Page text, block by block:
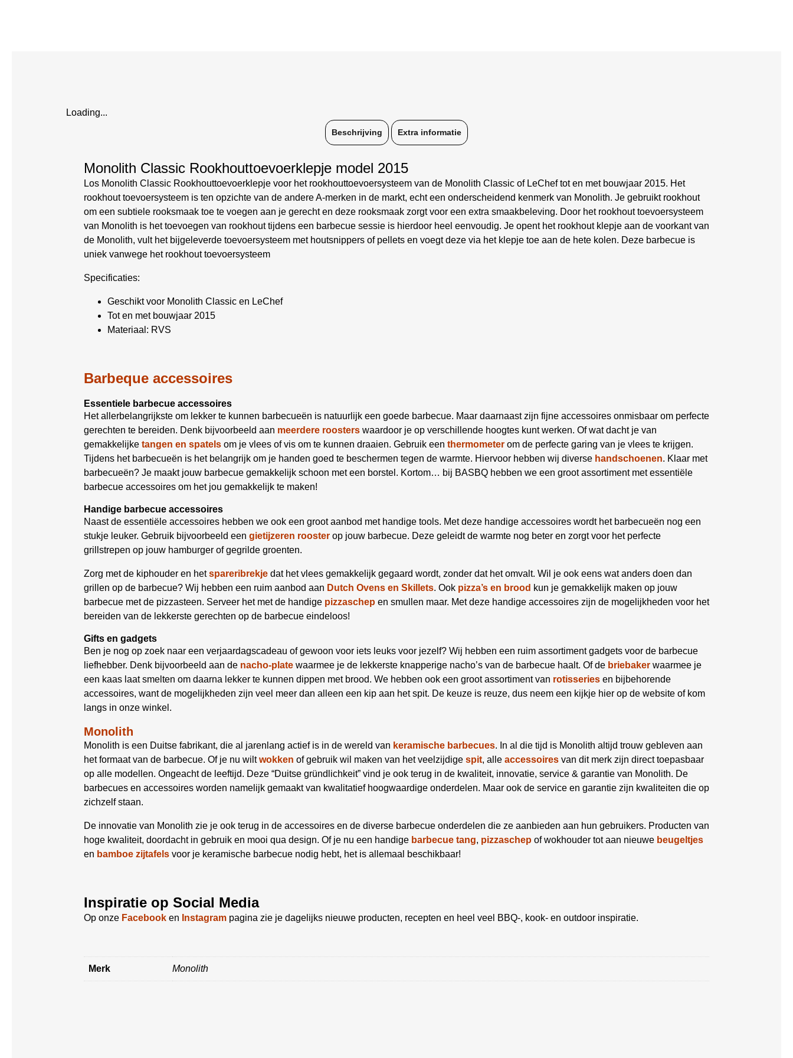
Loading...
Beschrijving Extra informatie
Monolith Classic Rookhouttoevoerklepje model 2015
Los Monolith Classic Rookhouttoevoerklepje voor het rookhouttoevoersysteem van de Monolith Classic of LeChef tot en met bouwjaar 2015. Het
rookhout toevoersysteem is ten opzichte van de andere A-merken in de markt, echt een onderscheidend kenmerk van Monolith. Je gebruikt rookhout
om een subtiele rooksmaak toe te voegen aan je gerecht en deze rooksmaak zorgt voor een extra smaakbeleving. Door het rookhout toevoersysteem
van Monolith is het toevoegen van rookhout tijdens een barbecue sessie is hierdoor heel eenvoudig. Je opent het rookhout klepje aan de voorkant van
de Monolith, vult het bijgeleverde toevoersysteem met houtsnippers of pellets en voegt deze via het klepje toe aan de hete kolen. Deze barbecue is
uniek vanwege het rookhout toevoersysteem
Specificaties:
Geschikt voor Monolith Classic en LeChef
Tot en met bouwjaar 2015
Materiaal: RVS
Barbeque accessoires
Essentiele barbecue accessoires
Het allerbelangrijkste om lekker te kunnen barbecueën is natuurlijk een goede barbecue. Maar daarnaast zijn fijne accessoires onmisbaar om perfecte
gerechten te bereiden. Denk bijvoorbeeld aan meerdere roosters waardoor je op verschillende hoogtes kunt werken. Of wat dacht je van
gemakkelijke tangen en spatels om je vlees of vis om te kunnen draaien. Gebruik een thermometer om de perfecte garing van je vlees te krijgen.
Tijdens het barbecueën is het belangrijk om je handen goed te beschermen tegen de warmte. Hiervoor hebben wij diverse handschoenen. Klaar met
barbecueën? Je maakt jouw barbecue gemakkelijk schoon met een borstel. Kortom… bij BASBQ hebben we een groot assortiment met essentiële
barbecue accessoires om het jou gemakkelijk te maken!
Handige barbecue accessoires
Naast de essentiële accessoires hebben we ook een groot aanbod met handige tools. Met deze handige accessoires wordt het barbecueën nog een
stukje leuker. Gebruik bijvoorbeeld een gietijzeren rooster op jouw barbecue. Deze geleidt de warmte nog beter en zorgt voor het perfecte
grillstrepen op jouw hamburger of gegrilde groenten.
Zorg met de kiphouder en hetspareribrekje dat het vlees gemakkelijk gegaard wordt, zonder dat het omvalt. Wil je ook eens wat anders doen dan
grillen op de barbecue? Wij hebben een ruim aanbod aan Dutch Ovens en Skillets. Ook pizza’s en brood kun je gemakkelijk maken op jouw
barbecue met de pizzasteen. Serveer het met de handige pizzaschep en smullen maar. Met deze handige accessoires zijn de mogelijkheden voor het
bereiden van de lekkerste gerechten op de barbecue eindeloos!
Gifts en gadgets
Ben je nog op zoek naar een verjaardagscadeau of gewoon voor iets leuks voor jezelf? Wij hebben een ruim assortiment gadgets voor de barbecue
liefhebber. Denk bijvoorbeeld aan de nacho-plate waarmee je de lekkerste knapperige nacho’s van de barbecue haalt. Of de briebaker waarmee je
een kaas laat smelten om daarna lekker te kunnen dippen met brood. We hebben ook een groot assortiment van rotisseries en bijbehorende
accessoires, want de mogelijkheden zijn veel meer dan alleen een kip aan het spit. De keuze is reuze, dus neem een kijkje hier op de website of kom
langs in onze winkel.
Monolith
Monolith is een Duitse fabrikant, die al jarenlang actief is in de wereld van keramische barbecues. In al die tijd is Monolith altijd trouw gebleven aan
het formaat van de barbecue. Of je nu wiltwokken of gebruik wil maken van het veelzijdige spit, alle accessoires van dit merk zijn direct toepasbaar
op alle modellen. Ongeacht de leeftijd. Deze “Duitse gründlichkeit” vind je ook terug in de kwaliteit, innovatie, service & garantie van Monolith. De
barbecues en accessoires worden namelijk gemaakt van kwalitatief hoogwaardige onderdelen. Maar ook de service en garantie zijn kwaliteiten die op
zichzelf staan.
De innovatie van Monolith zie je ook terug in de accessoires en de diverse barbecue onderdelen die ze aanbieden aan hun gebruikers. Producten van
hoge kwaliteit, doordacht in gebruik en mooi qua design. Of je nu een handige barbecue tang, pizzaschep of wokhouder tot aan nieuwe beugeltjes
en bamboe zijtafels voor je keramische barbecue nodig hebt, het is allemaal beschikbaar!
Inspiratie op Social Media
Op onze Facebook en Instagram pagina zie je dagelijks nieuwe producten, recepten en heel veel BBQ-, kook- en outdoor inspiratie.
Merk Monolith